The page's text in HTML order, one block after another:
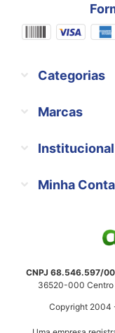
Categorias
Marcas
Institucional
Minha Conta
CNPJ 68.546.597/
36520-000 Centro
Copyright 2004